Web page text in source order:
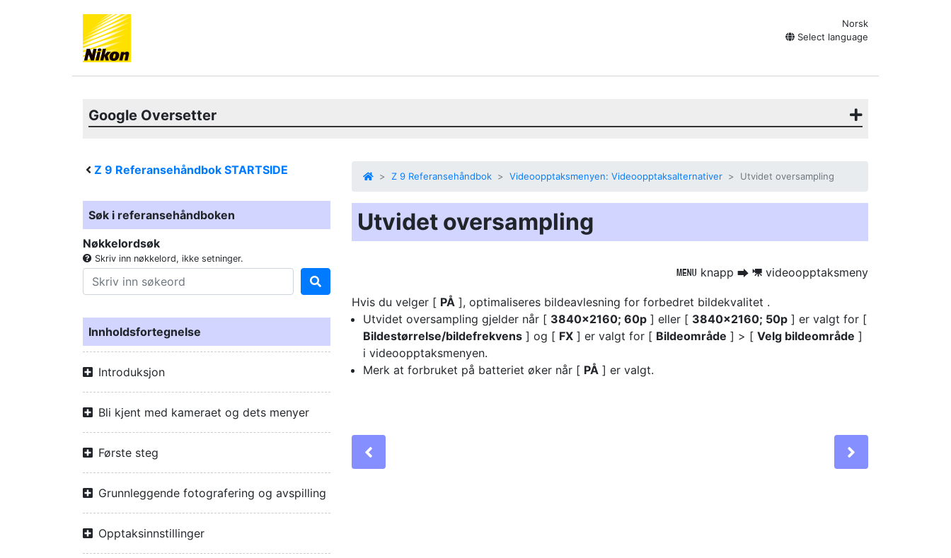
Norsk
Select language
Google Oversetter
Z 9 Referansehåndbok STARTSIDE
Søk i referansehåndboken
Nøkkelordsøk
Skriv inn nøkkelord, ikke setninger.
Innholdsfortegnelse
Introduksjon
Bli kjent med kameraet og dets menyer
Første steg
Grunnleggende fotografering og avspilling
Opptaksinnstillinger
Z 9 Referansehåndbok Videoopptaksmenyen: Videoopptaksalternativer Utvidet oversampling
Utvidet oversampling
G knapp U 1 videoopptaksmeny
Hvis du velger [ PÅ ], optimaliseres bildeavlesning for forbedret bildekvalitet .
Utvidet oversampling gjelder når [ 3840×2160; 60p ] eller [ 3840×2160; 50p ] er valgt for [
Bildestørrelse/bildefrekvens ] og [ FX ] er valgt for [ Bildeområde ] > [ Velg bildeområde ]
i videoopptaksmenyen.
Merk at forbruket på batteriet øker når [ PÅ ] er valgt.